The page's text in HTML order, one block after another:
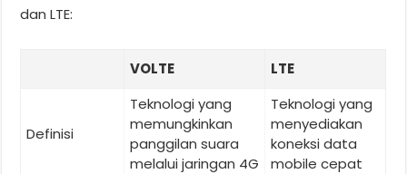
dan LTE:
VOLTE LTE
Definisi
Teknologi yang
memungkinkan
panggilan suara
melalui jaringan 4G
Teknologi yang
menyediakan
koneksi data
mobile cepat